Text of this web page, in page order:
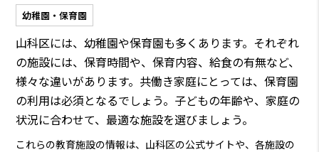
幼稚園・保育園
山科区には、幼稚園や保育園も多くあります。それぞれ
の施設には、保育時間や、保育内容、給食の有無など、
様々な違いがあります。共働き家庭にとっては、保育園
の利用は必須となるでしょう。子どもの年齢や、家庭の
状況に合わせて、最適な施設を選びましょう。
これらの教育施設の情報は、山科区の公式サイトや、各施設の